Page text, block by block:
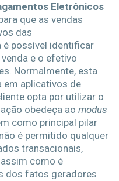
Eletrônicos
que as vendas
das
possível identificar
e o efetivo
Normalmente, esta
em aplicativos de
opta por utilizar o
obedeça ao modus
como principal pilar
é permitido qualquer
transacionais,
como é
dos fatos geradores